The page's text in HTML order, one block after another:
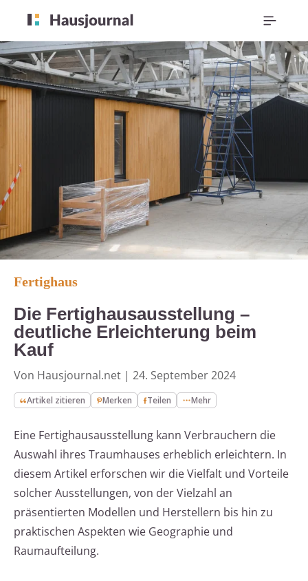
Fertighaus
Die Fertighausausstellung –
deutliche Erleichterung beim
Kauf
Von Hausjournal.net | 24. September 2024
Artikel zitieren Merken Teilen Mehr
Eine Fertighausausstellung kann Verbrauchern die
Auswahl ihres Traumhauses erheblich erleichtern. In
diesem Artikel erforschen wir die Vielfalt und Vorteile
solcher Ausstellungen, von der Vielzahl an
präsentierten Modellen und Herstellern bis hin zu
praktischen Aspekten wie Geographie und
Raumaufteilung.